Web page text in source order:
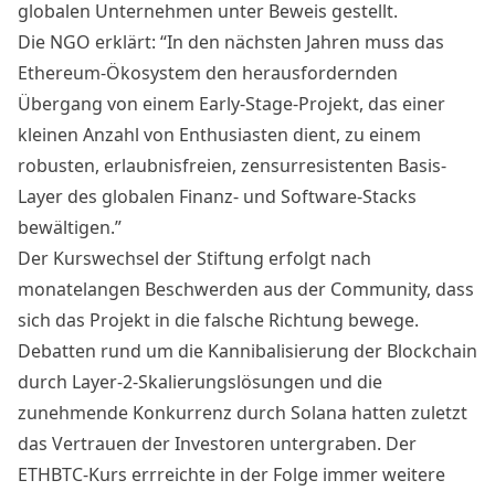
globalen Unternehmen unter Beweis gestellt.
Die NGO erklärt: “In den nächsten Jahren muss das
Ethereum-Ökosystem den herausfordernden
Übergang von einem Early-Stage-Projekt, das einer
kleinen Anzahl von Enthusiasten dient, zu einem
robusten, erlaubnisfreien, zensurresistenten Basis-
Layer des globalen Finanz- und Software-Stacks
bewältigen.”
Der Kurswechsel der Stiftung erfolgt nach
monatelangen Beschwerden aus der Community, dass
sich das Projekt in die falsche Richtung bewege.
Debatten rund um die Kannibalisierung der Blockchain
durch Layer-2-Skalierungslösungen und die
zunehmende Konkurrenz durch Solana hatten zuletzt
das Vertrauen der Investoren untergraben. Der
ETHBTC-Kurs errreichte in der Folge immer weitere